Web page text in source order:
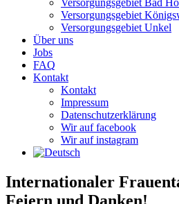
Versorgungsgebiet Bad
Versorgungsgebiet
Versorgungsgebiet Unkel
Über uns
Jobs
FAQ
Kontakt
Kontakt
Impressum
Datenschutzerklärung
Wir auf facebook
Wir auf instagram
Internationaler